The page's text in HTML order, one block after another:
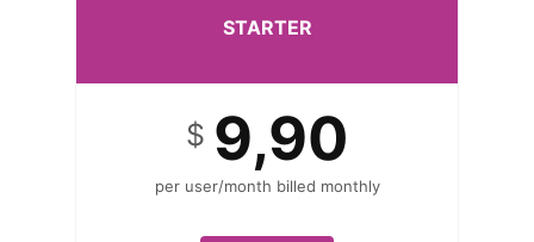
STARTER
$ 9,90
per user/month billed monthly